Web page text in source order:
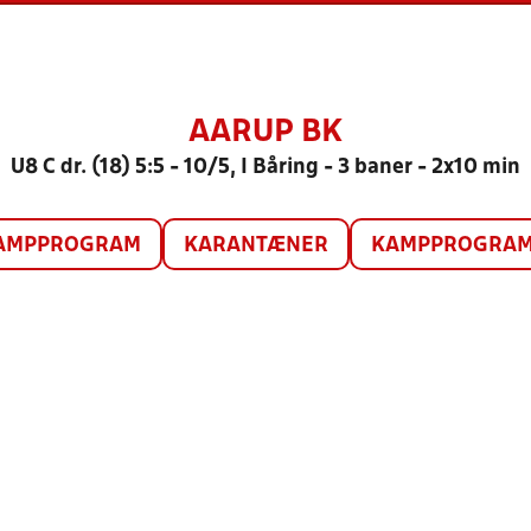
AARUP BK
U8 C dr. (18) 5:5 - 10/5, I Båring - 3 baner - 2x10 min
KARANTÆNER